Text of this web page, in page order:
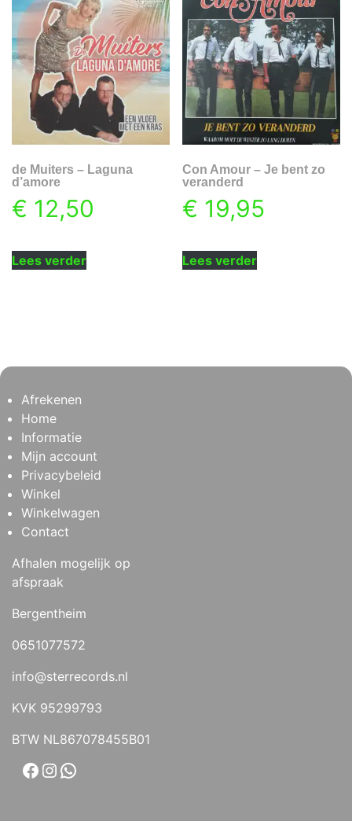
de Muiters – Laguna
d’amore
€ 12,50
Lees verder
Con Amour – Je bent zo
veranderd
€ 19,95
Lees verder
Afrekenen
Home
Informatie
Mijn account
Privacybeleid
Winkel
Winkelwagen
Contact
Afhalen mogelijk op
afspraak
Bergentheim
0651077572
info@sterrecords.nl
KVK 95299793
BTW NL867078455B01
Facebook
Instagram
WhatsApp